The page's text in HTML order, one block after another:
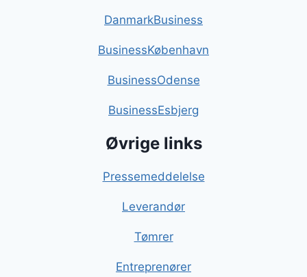
DanmarkBusiness
BusinessKøbenhavn
BusinessOdense
BusinessEsbjerg
Øvrige links
Pressemeddelelse
Leverandør
Tømrer
Entreprenører